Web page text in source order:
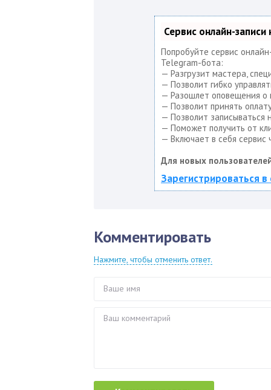
Сервис онлайн-
Попробуйте сервис
Telegram-бота:
— Разгрузит мастера,
— Позволит гибко
— Разошлет оповещения о
— Позволит принять
— Позволит записываться
— Поможет получить от
— Включает в себя сервис
Для новых
Зарегистрироваться в
Комментировать
Нажмите, чтобы отменить ответ.